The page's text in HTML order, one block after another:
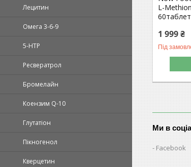
Лецитин
Омега 3-6-9
5-HTP
Ресвератрол
Бромелайн
Коензим Q-10
Глутатіон
Пікногенол
Кверцетин
L-
1 999 ₴
Під
Ми в
Facebook